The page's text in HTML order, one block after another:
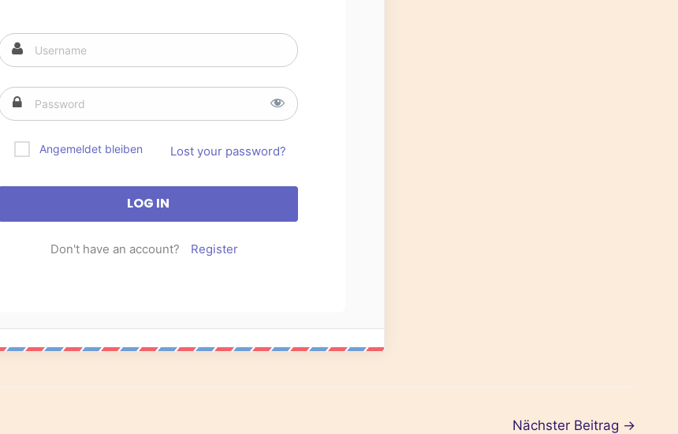
Angemeldet bleiben Lost your password?
Don't have an account? Register
Nächster Beitrag →